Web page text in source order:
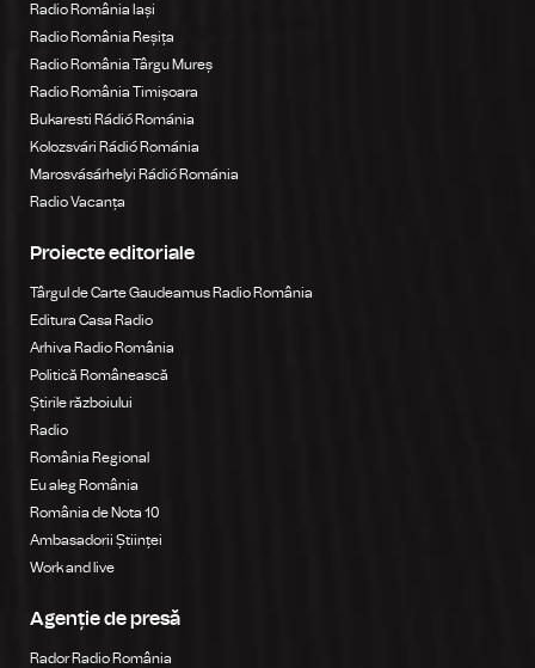
Radio România Iași
Radio România Reșița
Radio România Târgu Mureș
Radio România Timișoara
Bukaresti Rádió Románia
Kolozsvári Rádió Románia
Marosvásárhelyi Rádió Románia
Radio Vacanța
Proiecte editoriale
Târgul de Carte Gaudeamus Radio România
Editura Casa Radio
Arhiva Radio România
Politică Românească
Știrile războiului
Radio
România Regional
Eu aleg România
România de Nota 10
Ambasadorii Științei
Work and live
Agenție de presă
Rador Radio România